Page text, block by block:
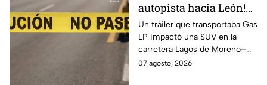
autopista hacia León!
Tráiler desata FUERTE
CHOQUE hoy viernes y
una mujer pierde la
vida
Un tráiler que transportaba Gas
LP impactó una SUV en la
carretera Lagos de Moreno–
Unión de San Antonio; una
07 agosto, 2026